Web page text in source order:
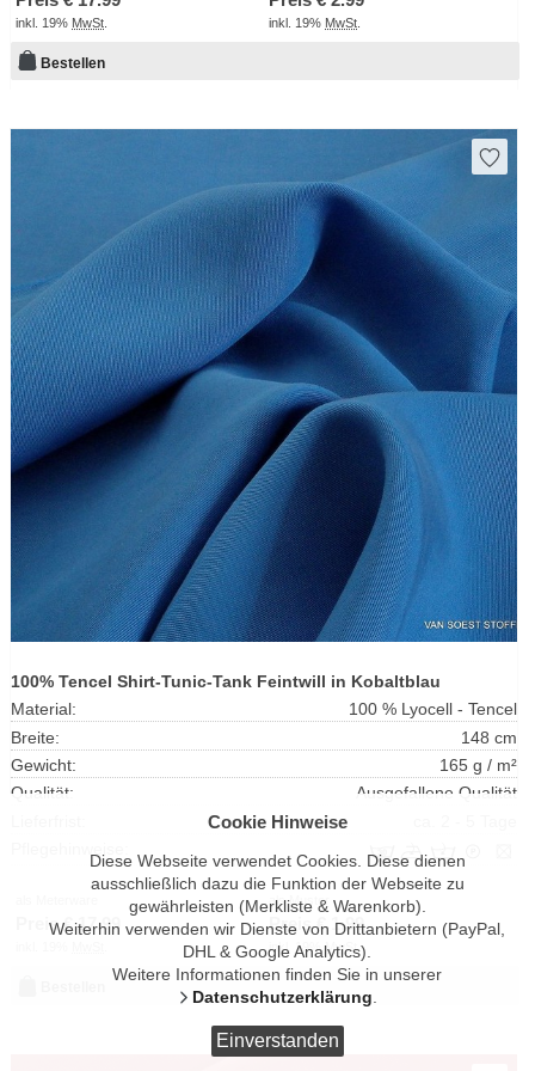
inkl. 19% MwSt inkl. 19% MwSt
Bestellen
100% Tencel Shirt-Tunic-Tank Feintwill in Kobaltblau
Material:
100 % Lyocell - Tencel
Breite:
148 cm
Gewicht:
165 g / m²
Qualität:
Ausgefallene Qualität
Preis €17.99
als Muster
Preis € 1.99
inkl. 19%MwSt.
Cookie Hinweise
Diese Webseite verwendet Cookies. Diese dienen
ausschließlich dazu die Funktion der Webseite zu
gewährleisten (Merkliste & Warenkorb).
Weiterhin verwenden wir Dienste von Drittanbietern (PayPal,
DHL & Google Analytics).
Weitere Informationen finden Sie in unserer
Datenschutzerklärung.
Einverstanden